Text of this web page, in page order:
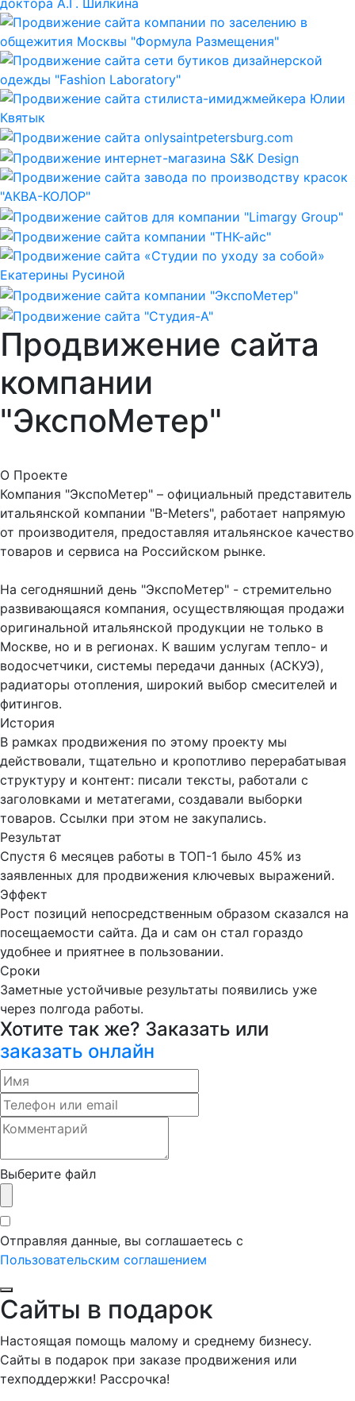
Продвижение сайта
компании
"ЭкспоМетер"
О Проекте
Компания "ЭкспоМетер" – официальный представитель
итальянской компании "B-Meters", работает напрямую
от производителя, предоставляя итальянское качество
товаров и сервиса на Российском рынке.
На сегодняшний день "ЭкспоМетер" - стремительно
развивающаяся компания, осуществляющая продажи
оригинальной итальянской продукции не только в
Москве, но и в регионах. К вашим услугам тепло- и
водосчетчики, системы передачи данных (АСКУЭ),
радиаторы отопления, широкий выбор смесителей и
фитингов.
История
В рамках продвижения по этому проекту мы
действовали, тщательно и кропотливо перерабатывая
структуру и контент: писали тексты, работали с
заголовками и метатегами, создавали выборки
товаров. Ссылки при этом не закупались.
Результат
Спустя 6 месяцев работы в ТОП-1 было 45% из
заявленных для продвижения ключевых выражений.
Эффект
Рост позиций непосредственным образом сказался на
посещаемости сайта. Да и сам он стал гораздо
удобнее и приятнее в пользовании.
Сроки
Заметные устойчивые результаты появились уже
через полгода работы.
Хотите так же? Заказать или
заказать онлайн
Выберите файл
Отправляя данные, вы соглашаетесь с
Пользовательским соглашением
Сайты в подарок
Настоящая помощь малому и среднему бизнесу.
Сайты в подарок при заказе продвижения или
техподдержки! Рассрочка!